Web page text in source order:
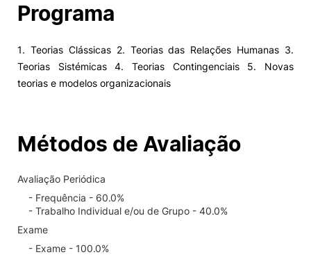
Programa
1. Teorias Clássicas 2. Teorias das Relações Humanas 3.
Teorias Sistémicas 4. Teorias Contingenciais 5. Novas
teorias e modelos organizacionais
Métodos de Avaliação
Avaliação Periódica
- Frequência - 60.0%
- Trabalho Individual e/ou de Grupo - 40.0%
Exame
- Exame - 100.0%